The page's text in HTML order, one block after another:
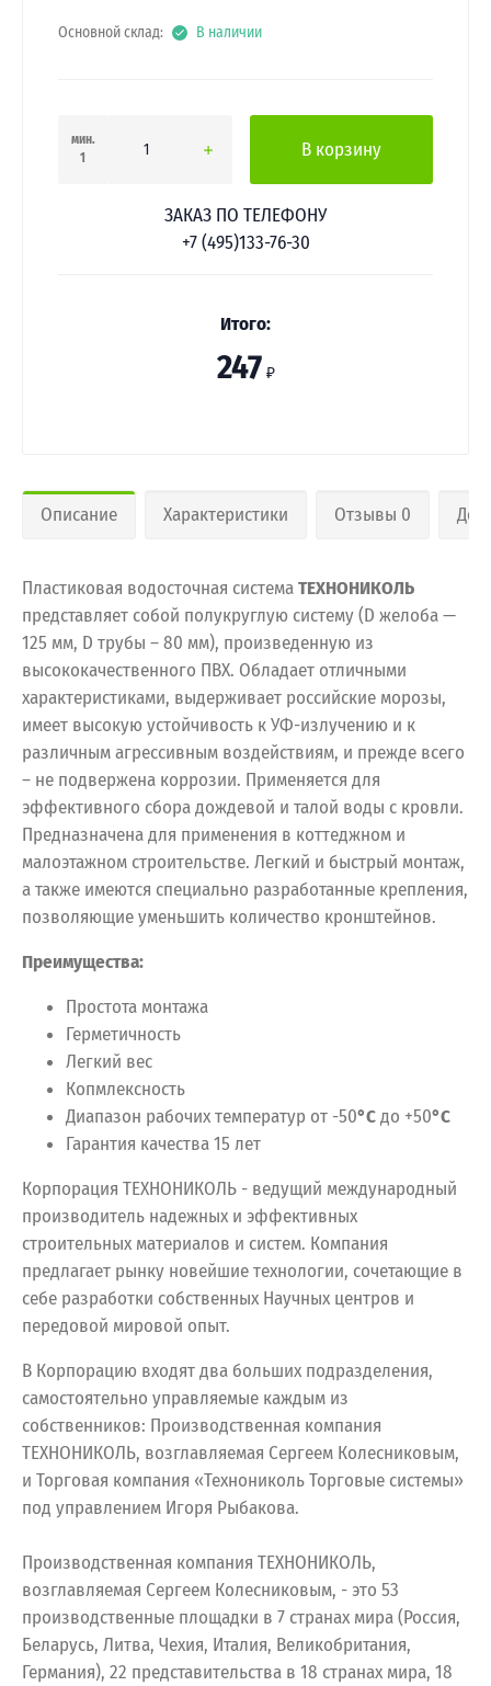
Основной склад: В наличии
мин.
1
В корзину
ЗАКАЗ ПО ТЕЛЕФОНУ
+7 (495)133-76-30
Итого:
247 ₽
Описание Характеристики Отзывы 0
Пластиковая водосточная системаТЕХНОНИКОЛЬ
представляет собой полукруглую систему (D желоба —
125 мм, D трубы – 80 мм), произведенную из
высококачественного ПВХ. Обладает отличными
характеристиками, выдерживает российские морозы,
имеет высокую устойчивость к УФ-излучению и к
различным агрессивным воздействиям, и прежде всего
– не подвержена коррозии. Применяется для
эффективного сбора дождевой и талой воды с кровли.
Предназначена для применения в коттеджном и
малоэтажном строительстве. Легкий и быстрый монтаж,
а также имеются специально разработанные крепления,
позволяющие уменьшить количество кронштейнов.
Преимущества:
Простота монтажа
Герметичность
Легкий вес
Копмлексность
Диапазон рабочих температур от -50°Сдо +50°С
Гарантия качества 15 лет
Корпорация ТЕХНОНИКОЛЬ - ведущий международный
производитель надежных и эффективных
строительных материалов и систем. Компания
предлагает рынку новейшие технологии, сочетающие в
себе разработки собственных Научных центров и
передовой мировой опыт.
В Корпорацию входят два больших подразделения,
самостоятельно управляемые каждым из
собственников: Производственная компания
ТЕХНОНИКОЛЬ, возглавляемая Сергеем Колесниковым,
и Торговая компания «Технониколь Торговые системы»
под управлением Игоря Рыбакова.
Производственная компания ТЕХНОНИКОЛЬ,
возглавляемая Сергеем Колесниковым, - это 53
производственные площадки в 7 странах мира (Россия,
Беларусь, Литва, Чехия, Италия, Великобритания,
Германия), 22 представительства в 18 странах мира, 18